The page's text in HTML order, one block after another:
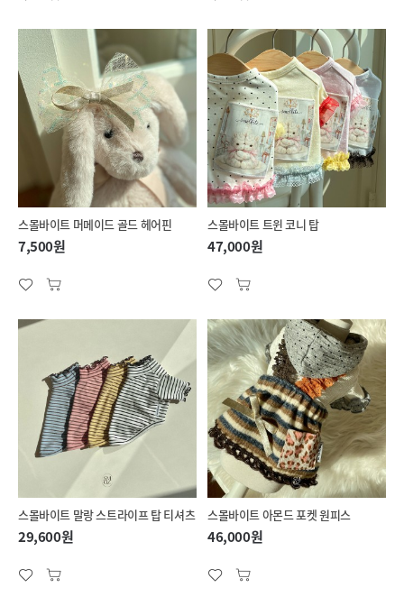
스몰바이트 머메이드 골드 헤어핀
7,500원
스몰바이트 트윈 코니 탑
47,000원
스몰바이트 말랑 스트라이프 탑 티셔츠
29,600원
스몰바이트 아몬드 포켓 원피스
46,000원